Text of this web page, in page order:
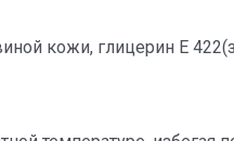
кожи, глицерин Е